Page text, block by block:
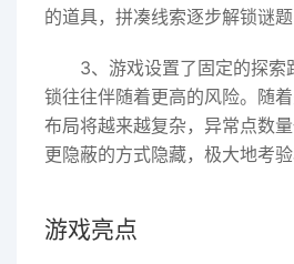
的道具，拼凑线索逐步解锁谜题
3、游戏设置了固定的探索
锁往往伴随着更高的风险。随
布局将越来越复杂，异常点数
更隐蔽的方式隐藏，极大地考验
游戏亮点